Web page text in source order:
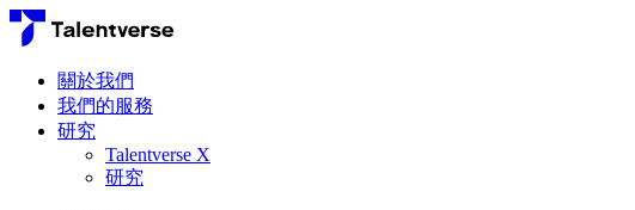
關於我們
我們的服務
研究
Talentverse X
研究